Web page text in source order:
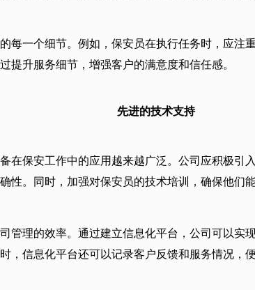
每一个细节。例如，保安员在执行任务时，应注
提升服务细节，增强客户的满意度和信任感。
先进的技术支持
在保安工作中的应用越来越广泛。公司应积极引
性。同时，加强对保安员的技术培训，确保他们
管理的效率。通过建立信息化平台，公司可以实
，信息化平台还可以记录客户反馈和服务情况，